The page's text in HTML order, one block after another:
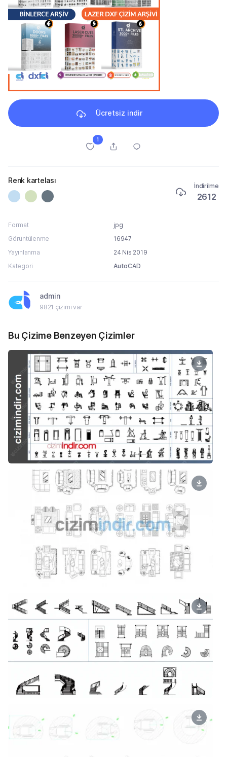
Ücretsiz indir
1
Renk kartelası
İndirilme
2612
Format
jpg
Görüntülenme
16947
Yayınlanma
24 Nis 2019
Kategori
AutoCAD
admin
9821 çizimi var
Bu Çizime Benzeyen Çizimler